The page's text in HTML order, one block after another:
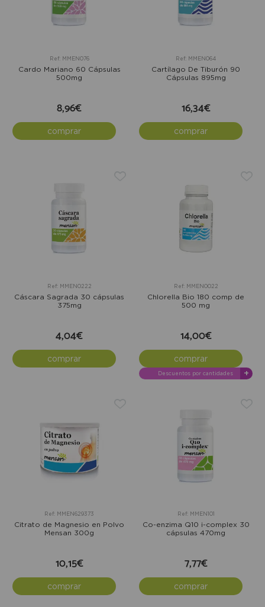
Ref: MMEN076
Cardo Mariano 60 Cápsulas
500mg
8,96€
comprar
Ref: MMEN064
Cartílago De Tiburón 90
Cápsulas 895mg
16,34€
comprar
Ref: MMEN0222
Cáscara Sagrada 30 cápsulas
375mg
4,04€
comprar
Ref: MMEN0022
Chlorella Bio 180 comp de
500 mg
14,00€
comprar
Descuentos por cantidades +
Ref: MMEN629373
Citrato de Magnesio en Polvo
Mensan 300g
10,15€
comprar
Ref: MMEN101
Co-enzima Q10 i-complex 30
cápsulas 470mg
7,77€
comprar